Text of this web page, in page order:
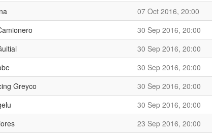
07 Oct 2016, 20:00
30 Sep 2016, 20:00
30 Sep 2016, 20:00
30 Sep 2016, 20:00
Greyco
30 Sep 2016, 20:00
30 Sep 2016, 20:00
23 Sep 2016, 20:00